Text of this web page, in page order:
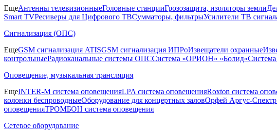
ЕщеАнтенны телевизионныеГоловные станцииГрозозащита, изоляторы земли
Smart TVРесиверы для Цифрового ТВСумматоры, фильтрыУсилители ТВ
Сигнализация (ОПС)
ЕщеGSM сигнализация ATISGSM сигнализация ИПРоИзвещатели охранные
контрольныеРадиоканальные системы ОПССистема «ОРИОН» «Болид»
Оповещение, музыкальная трансляция
ЕщеINTER-M система оповещенияLPA система оповещенияRoxton система
колонки беспроводныеОборудование для концертных заловОрфей Аргус-
оповещенияТРОМБОН система оповещения
Сетевое оборудование